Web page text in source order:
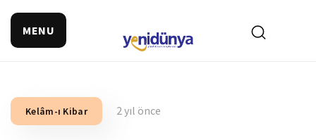
MENU
Kelâm-ı Kibar 2 yıl önce